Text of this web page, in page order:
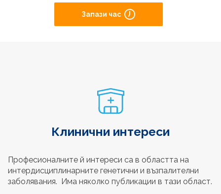
Запази час
Клинични интереси
Професионалните й интереси са в областта на
интердисциплинарните генетични и възпалителни
заболявания. Има няколко публикации в тази област.